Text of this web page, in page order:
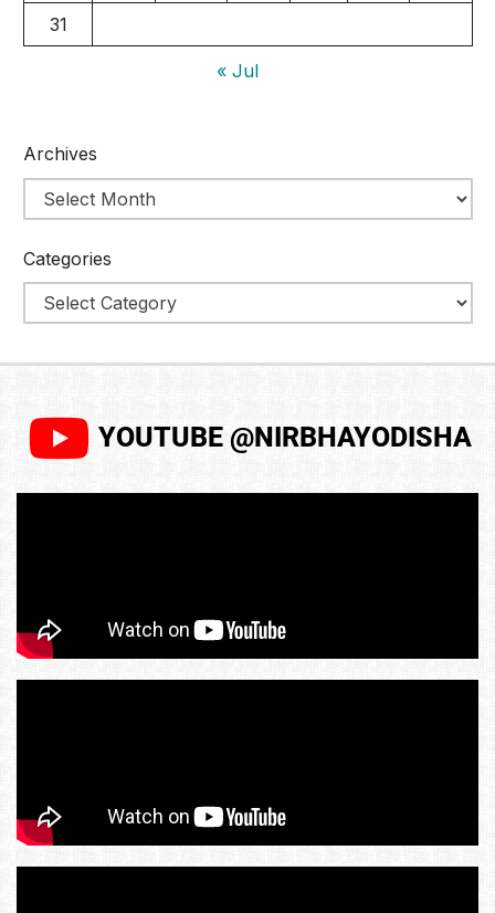
31
« Jul
Archives
Categories
YOUTUBE @NIRBHAYODISHA